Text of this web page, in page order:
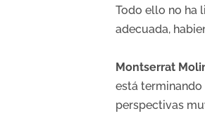
Todo ello no ha
adecuada,
Montserrat
está
perspectivas